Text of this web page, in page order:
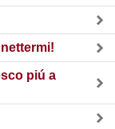
piú a